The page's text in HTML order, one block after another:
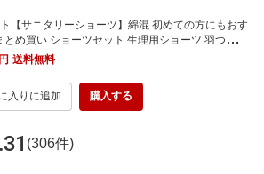
【サニタリーショーツ】綿混 初めての方にもおす
とめ買い ショーツセット 生理用ショーツ 羽つき対
肌に優しい 多い日や夜も安心 ロング防水布採用
立たない [M L LL] 大きいサイズ? 立体成型 脇縫い
ニフレア ]
円 送料無料
入りに追加 購入する
(306件)